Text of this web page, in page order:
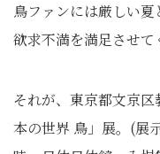
鳥ファンには厳しい
欲求不満を満足させて
それが、東京都文京
本の世界 鳥」展。 (展